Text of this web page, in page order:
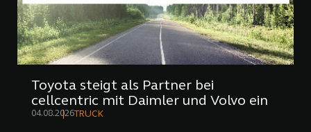
Toyota steigt als Partner bei
cellcentric mit Daimler und Volvo ein
04.08.2026TRUCK